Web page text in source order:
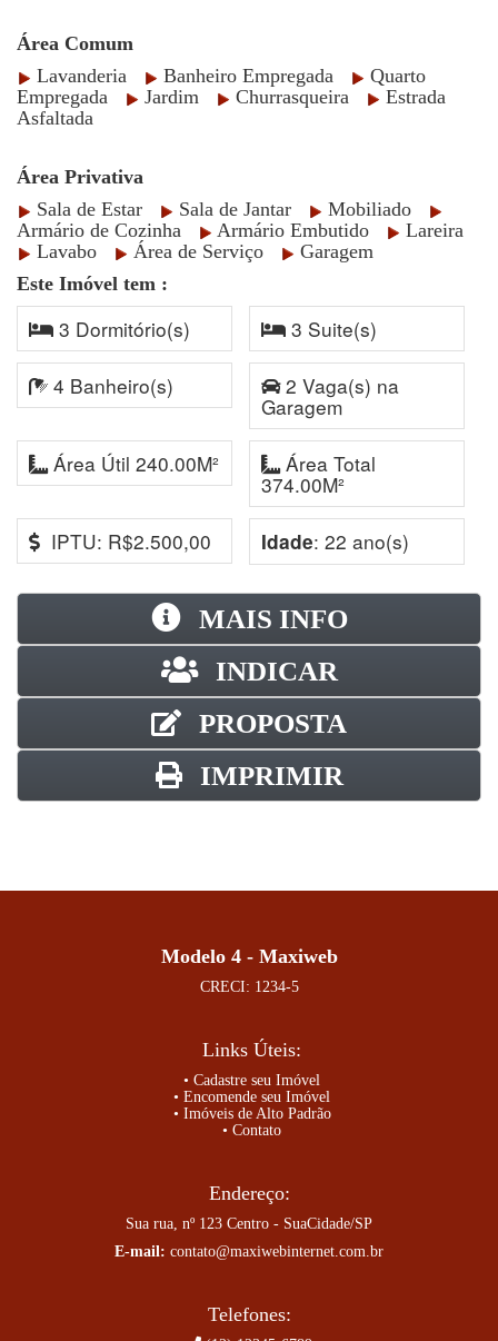
Área Comum
Lavanderia
Banheiro Empregada
Quarto
Empregada
Jardim Churrasqueira
Estrada
Asfaltada
Área Privativa
Sala de Estar
Sala de Jantar
Mobiliado
Armário de Cozinha
Armário Embutido
Lareira
Lavabo
Área de Serviço
Garagem
Este Imóvel tem :
3 Dormitório(s) 3 Suite(s)
4 Banheiro(s) 2 Vaga(s) na
Garagem
Área Útil 240.00M² Área Total
374.00M²
IPTU: R$2.500,00 Idade: 22 ano(s)
MAIS INFO
INDICAR
PROPOSTA
IMPRIMIR
Modelo 4 - Maxiweb
CRECI: 1234-5
Links Úteis:
• Cadastre seu Imóvel
• Encomende seu Imóvel
• Imóveis de Alto Padrão
• Contato
Endereço:
Sua rua, nº 123 Centro - SuaCidade/SP
E-mail: contato@maxiwebinternet.com.br
Telefones: